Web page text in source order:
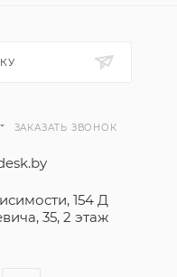
ЗАКАЗАТЬ ЗВОНОК
154 Д
35, 2 этаж